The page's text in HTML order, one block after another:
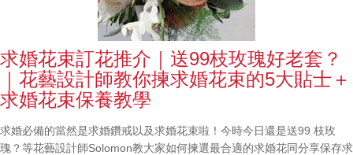
求婚花束訂花推介｜送99枝玫瑰好老套？
｜花藝設計師教你揀求婚花束的5大貼士＋
求婚花束保養教學
求婚必備的當然是求婚鑽戒以及求婚花束啦！今時今日還是送99 枝玫
瑰？等花藝設計師Solomon教大家如何揀選最合適的求婚花同分享保存求